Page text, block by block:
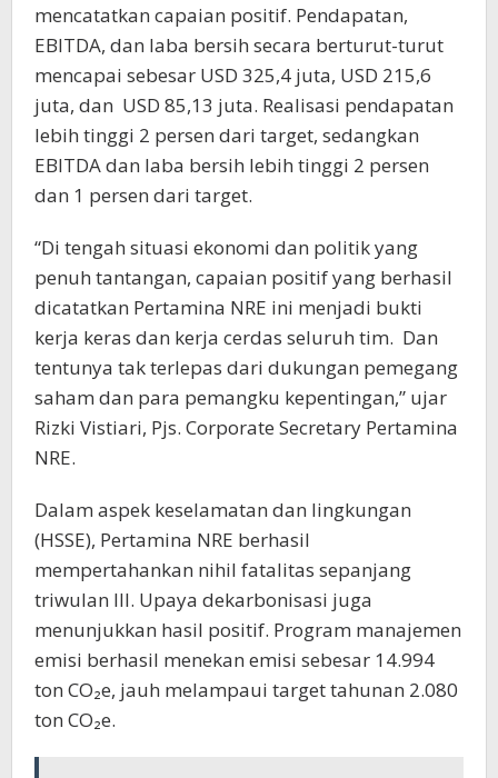
mencatatkan capaian positif. Pendapatan,
EBITDA, dan laba bersih secara berturut-turut
mencapai sebesar USD 325,4 juta, USD 215,6
juta, dan USD 85,13 juta. Realisasi pendapatan
lebih tinggi 2 persen dari target, sedangkan
EBITDA dan laba bersih lebih tinggi 2 persen
dan 1 persen dari target.
“Di tengah situasi ekonomi dan politik yang
penuh tantangan, capaian positif yang berhasil
dicatatkan Pertamina NRE ini menjadi bukti
kerja keras dan kerja cerdas seluruh tim. Dan
tentunya tak terlepas dari dukungan pemegang
saham dan para pemangku kepentingan,” ujar
Rizki Vistiari, Pjs. Corporate Secretary Pertamina
NRE.
Dalam aspek keselamatan dan lingkungan
(HSSE), Pertamina NRE berhasil
mempertahankan nihil fatalitas sepanjang
triwulan III. Upaya dekarbonisasi juga
menunjukkan hasil positif. Program manajemen
emisi berhasil menekan emisi sebesar 14.994
ton CO₂e, jauh melampaui target tahunan 2.080
ton CO₂e.